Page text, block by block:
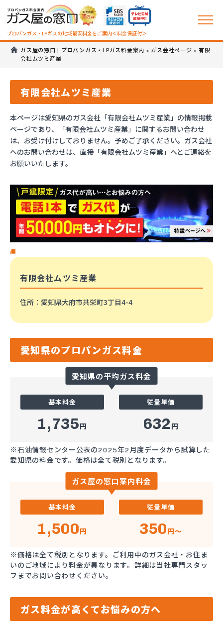
プロパンガス・LPガスの地域最安料金をご案内＜料金保証付＞
ガス屋の窓口 | プロパンガス・LPガス料金案内 >ガス会社ページ > 有限
会社ムツミ産業
有限会社ムツミ産業
本ページは愛知県のガス会社「有限会社ムツミ産業」の情報掲載
ページであり、「有限会社ムツミ産業」に関するお問い合わせ
は、お受け付けしておりません。予めご了承ください。ガス会社
へのお問い合わせは、直接「有限会社ムツミ産業」へとご連絡を
お願いいたします。
有限会社ムツミ産業
住所 ：愛知県大府市共栄町3丁目4-4
愛知県のプロパンガス料金
愛知県の平均ガス料金
基本料金
1,735円
従量単価
632 円
※石油情報センター公表の2025年2月度データから試算した
愛知県の料金です。価格は全て税別となります。
ガス屋の窓口案内料金
基本料金
1,500円
従量単価
350円～
※価格は全て税別となります。ご利用中のガス会社・お住ま
いのご地域により料金が異なります。詳細は当社専門スタッ
フまでお問い合わせください。
ガス料金が高くてお悩みの方へ